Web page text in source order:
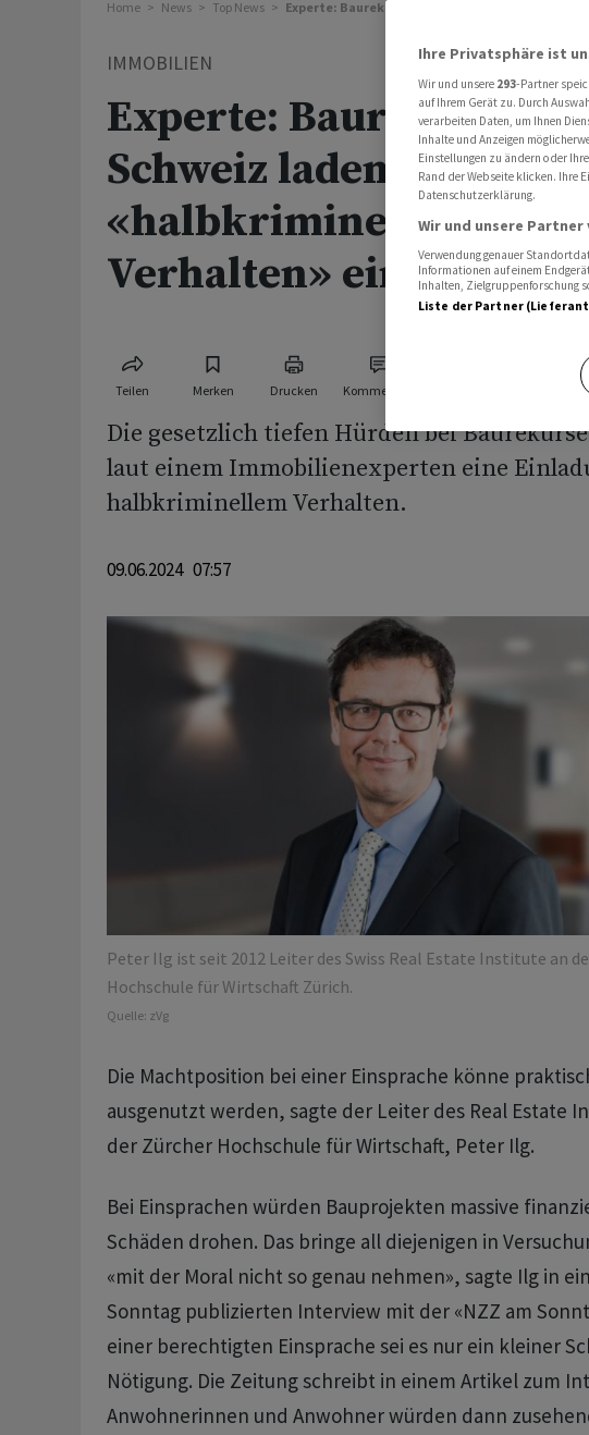
Home News Top News Experte: Baurekurse in der Schweiz laden zu
IMMOBILIEN
Experte: Baurekurse in
Schweiz laden zu
«halbkriminellem
Verhalten» ein
Teilen Merken Drucken Kommentare
Die gesetzlich tiefen Hürden bei
laut einem Immobilienexperten eine
halbkriminellem Verhalten.
09.06.2024 07:57
Peter Ilg ist seit 2012 Leiter des Swiss Real Estate Institute an
Hochschule für Wirtschaft Zürich.
Quelle: zVg
Die Machtposition bei einer Einsprache könne
ausgenutzt werden, sagte der Leiter des Real Estate
der Zürcher Hochschule für Wirtschaft, Peter Ilg.
Bei Einsprachen würden Bauprojekten massive
Schäden drohen. Das bringe all diejenigen in
«mit der Moral nicht so genau nehmen», sagte Ilg in
Sonntag publizierten Interview mit der «NZZ am
einer berechtigten Einsprache sei es nur ein kleiner
Nötigung. Die Zeitung schreibt in einem Artikel zum
Anwohnerinnen und Anwohner würden dann
Ihre Privatsphäre ist
Wir und unsere 293-Partner
auf Ihrem Gerät zu. Durch
verarbeiten Daten, um Ihnen
Inhalte und Anzeigen
Einstellungen zu ändern oder
Rand der Webseite klicken. Ihre
Datenschutzerklärung.
Wir und unsere
Verwendung genauer
Informationen auf einem
Inhalten, Zielgruppenforschung
Liste der Partner